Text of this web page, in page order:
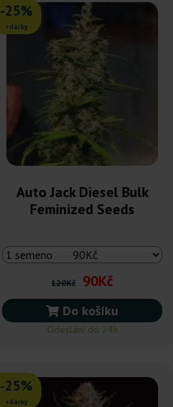
-25%
+dárky
Auto Jack Diesel Bulk
Feminized Seeds
120Kč 90Kč
Do košíku
Odeslání do 24h
-25%
+dárky